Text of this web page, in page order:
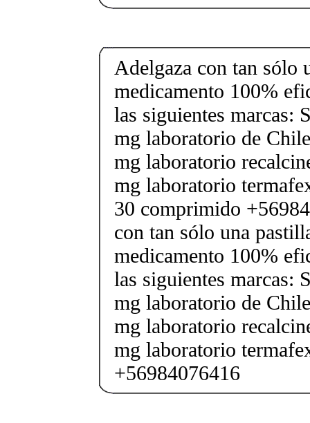
Adelgaza con tan sólo
medicamento 100%
las siguientes marcas:
mg laboratorio de
mg laboratorio
mg laboratorio
30 comprimido
con tan sólo una
medicamento 100%
las siguientes marcas:
mg laboratorio de
mg laboratorio
mg laboratorio
+56984076416